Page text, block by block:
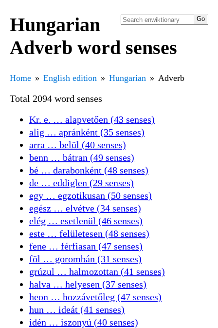
Hungarian
Adverb word senses
Home English edition Hungarian Adverb
Total 2094 word senses
Kr. e. … alapvetően (43 senses)
alig … apránként (35 senses)
arra … belül (40 senses)
benn … bátran (49 senses)
bé … darabonként (48 senses)
de … eddiglen (29 senses)
egy … egzotikusan (50 senses)
egész … elvétve (34 senses)
elég … esetlenül (46 senses)
este … felületesen (48 senses)
fene … férfiasan (47 senses)
föl … gorombán (31 senses)
grúzul … halmozottan (41 senses)
halva … helyesen (37 senses)
heon … hozzávetőleg (47 senses)
hun … ideát (41 senses)
idén … iszonyú (40 senses)